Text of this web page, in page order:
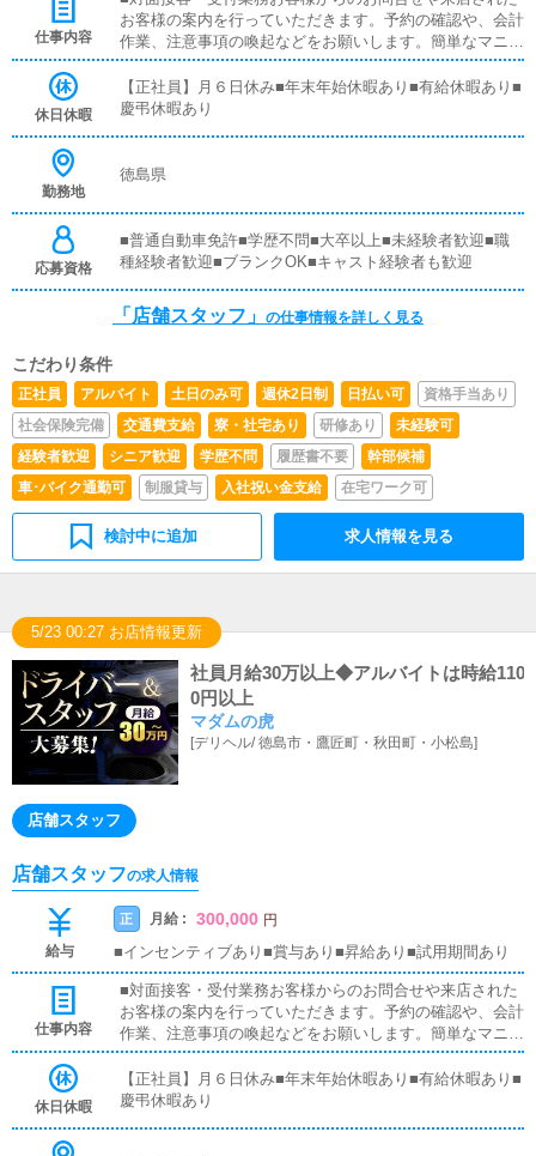
仕事内容
お客様の案内を行っていただきます。予約の確認や、会計
作業、注意事項の喚起などをお願いします。簡単なマニュ
アルや、先輩スタッフに付いて業務内容を見ながら徐々に
覚えていただきますので、未経験の方でも安心して働けま
す。■PC更新業務ヘブンネットなど、ポータルサイト等の
はボタンを押すだけや、ブログの更新時に簡単に文字が入
きます。■清掃・備品管理お客様やキャストの方に快適に
お過ごしいただくため、店内の清掃や備品の管理・補充を
行っていただきます。
休日休暇
【正社員】月６日休み■年末年始休暇あり■有給休暇あり■
慶弔休暇あり
勤務地
徳島県
応募資格
■普通自動車免許■学歴不問■大卒以上■未経験者歓迎■職
種経験者歓迎■ブランクOK■キャスト経験者も歓迎
「店舗スタッフ」 の仕事情報を詳しく見る
こだわり条件
正社員 アルバイト 土日のみ可 週休2日制 日払い可
資格手当あり
社会保険完備
交通費支給 寮・社宅あり 研修あり
未経験可
経験者歓迎
シニア歓迎 学歴不問 履歴書不要
幹部候補
車･バイク通勤可
制服貸与 入社祝い金支給 在宅ワーク可
検討中に追加 求人情報を見る
5/23 00:27 お店情報更新
社員月給30万以上◆アルバイトは時給110
0円以上
マダムの虎
[デリヘル/徳島市・鷹匠町・秋田町・小松島]
店舗スタッフ
店舗スタッフの求人情報
給与
正 月給 : 300,000 円
■インセンティブあり■賞与あり■昇給あり■試用期間あり
仕事内容
■対面接客・受付業務お客様からのお問合せや来店された
お客様の案内を行っていただきます。予約の確認や、会計
作業、注意事項の喚起などをお願いします。簡単なマニュ
アルや、先輩スタッフに付いて業務内容を見ながら徐々に
覚えていただきますので、未経験の方でも安心して働けま
す。■PC更新業務ヘブンネットなど、ポータルサイト等の
休日休暇
【正社員】月６日休み■年末年始休暇あり■有給休暇あり■
慶弔休暇あり